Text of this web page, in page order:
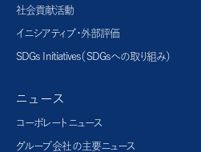
社会貢献活動
イニシアティブ・外部評価
SDGs Initiatives（SDGsへの取り組み）
ニュース
コーポレートニュース
グループ会社の主要ニュース